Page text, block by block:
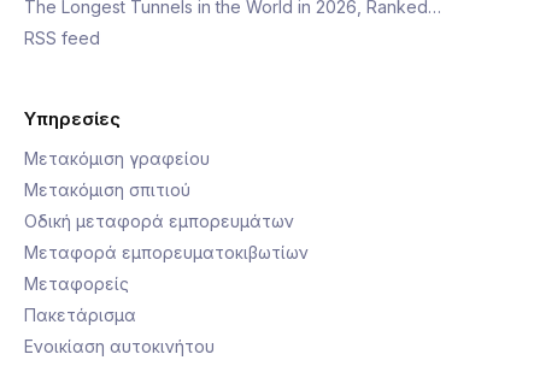
The Longest Tunnels in the World in 2026, Ranked…
RSS feed
Υπηρεσίες
Μετακόμιση γραφείου
Μετακόμιση σπιτιού
Οδική μεταφορά εμπορευμάτων
Μεταφορά εμπορευματοκιβωτίων
Μεταφορείς
Πακετάρισμα
Ενοικίαση αυτοκινήτου